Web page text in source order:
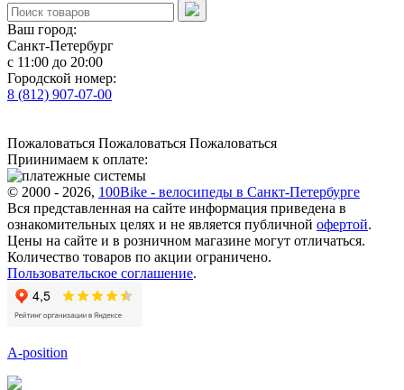
Ваш город:
Санкт-Петербург
с 11:00 до 20:00
Городской номер:
8 (812) 907-07-00
Пожаловаться Пожаловаться Пожаловаться
Приинимаем к оплате:
© 2000 - 2026, 100Bike - велосипеды в Санкт-Петербурге
Вся представленная на сайте информация приведена в
ознакомительных целях и не является публичной офертой.
Цены на сайте и в розничном магазине могут отличаться.
Количество товаров по акции ограничено.
Пользовательское соглашение.
A-position